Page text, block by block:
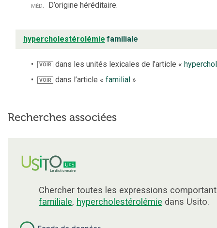
méd. D’origine héréditaire.
hypercholestérolémie familiale
VOIR dans les unités lexicales de l’article «
VOIR dans l’article «familial »
Recherches associées
Chercher toutes les expressions
familiale, hypercholestérolémie dans Usito.